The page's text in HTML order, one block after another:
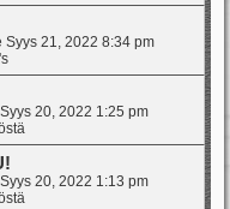
Syys 21, 2022 8:34 pm
20, 2022 1:25 pm
20, 2022 1:13 pm